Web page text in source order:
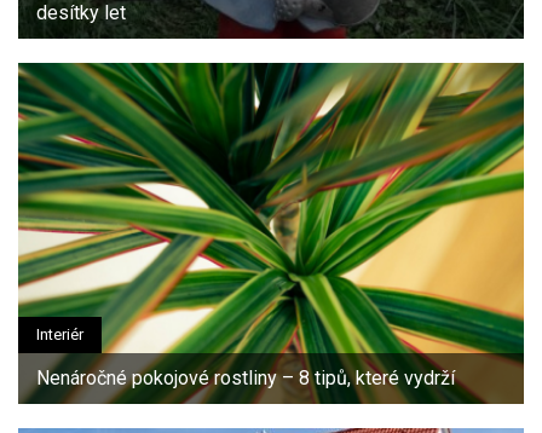
desítky let
Interiér
Nenáročné pokojové rostliny – 8 tipů, které vydrží